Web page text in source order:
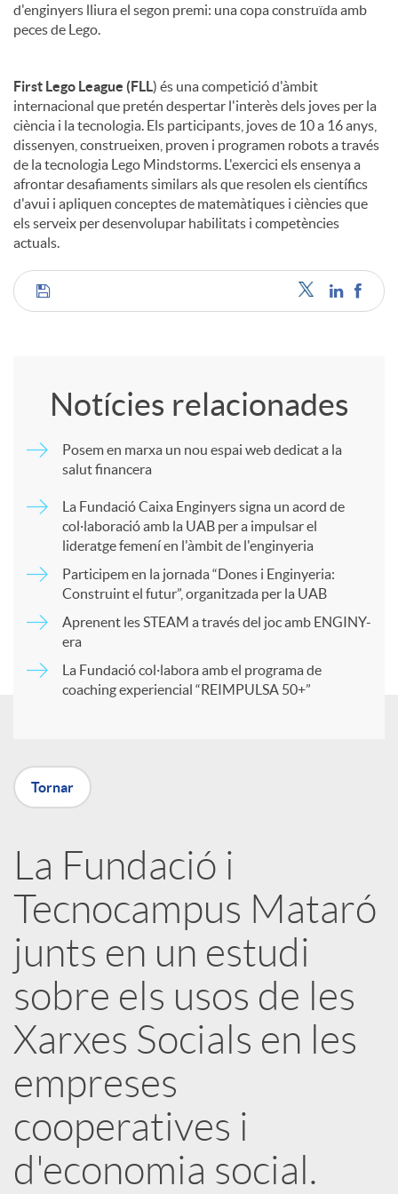
d'enginyers lliura el segon premi: una copa construïda amb
peces de Lego.
First Lego League (FLL) és una competició d'àmbit
internacional que pretén despertar l'interès dels joves per la
ciència i la tecnologia. Els participants, joves de 10 a 16 anys,
dissenyen, construeixen, proven i programen robots a través
de la tecnologia Lego Mindstorms. L'exercici els ensenya a
afrontar desafiaments similars als que resolen els científics
d'avui i apliquen conceptes de matemàtiques i ciències que
els serveix per desenvolupar habilitats i competències
actuals.
C
m
t
r
X
a
r
x
e
s
Notícies relacionades
Posem en marxa un nou espai web dedicat a la
salut financera
La Fundació Caixa Enginyers signa un acord de
col·laboració amb la UAB per a impulsar el
lideratge femení en l'àmbit de l'enginyeria
Participem en la jornada “Dones i Enginyeria:
Construint el futur”, organitzada per la UAB
Aprenent les STEAM a través del joc amb ENGINY-
era
La Fundació col·labora amb el programa de
coaching experiencial “REIMPULSA 50+”
Tornar
La Fundació i
Tecnocampus Mataró
junts en un estudi
sobre els usos de les
Xarxes Socials en les
empreses
cooperatives i
d'economia social.